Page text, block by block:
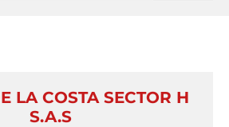
LA COSTA SECTOR H
S.A.S